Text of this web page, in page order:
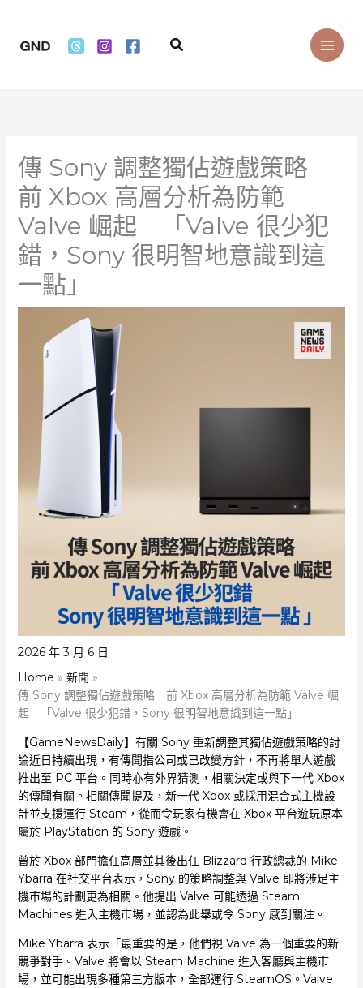
content
Search
傳 Sony 調整獨佔遊戲策略
前 Xbox 高層分析為防範
Valve 崛起 「Valve 很少犯
錯，Sony 很明智地意識到這
一點」
2026 年 3 月 6 日
Home
新聞
傳 Sony 調整獨佔遊戲策略 前 Xbox 高層分析為防範 Valve 崛
起 「Valve 很少犯錯，Sony 很明智地意識到這一點」
【GameNewsDaily】有關 Sony 重新調整其獨佔遊戲策略的討
論近日持續出現，有傳聞指公司或已改變方針，不再將單人遊戲
推出至 PC 平台。同時亦有外界猜測，相關決定或與下一代 Xbox
的傳聞有關。相關傳聞提及，新一代 Xbox 或採用混合式主機設
計並支援運行 Steam，從而令玩家有機會在 Xbox 平台遊玩原本
屬於 PlayStation 的 Sony 遊戲。
曾於 Xbox 部門擔任高層並其後出任 Blizzard 行政總裁的 Mike
Ybarra 在社交平台表示，Sony 的策略調整與 Valve 即將涉足主
機市場的計劃更為相關。他提出 Valve 可能透過 Steam
Machines 進入主機市場，並認為此舉或令 Sony 感到關注。
Mike Ybarra 表示「最重要的是，他們視 Valve 為一個重要的新
競爭對手。Valve 將會以 Steam Machine 進入客廳與主機市
場，並可能出現多種第三方版本，全部運行 SteamOS。Valve